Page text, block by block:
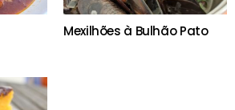
Mexilhões à Bulhão Pato